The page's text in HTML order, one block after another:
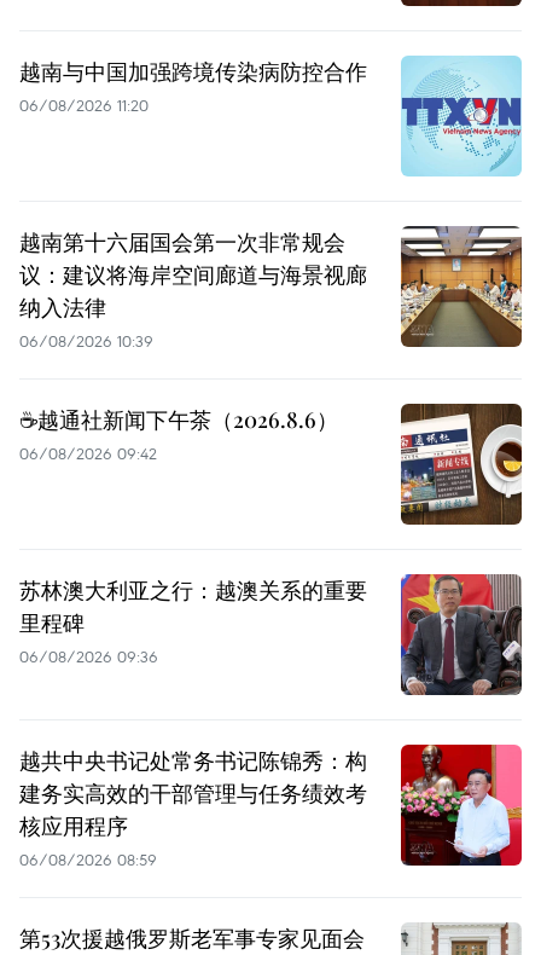
越南与中国加强跨境传染病防控合作
06/08/2026 11:20
越南第十六届国会第一次非常规会
议：建议将海岸空间廊道与海景视廊
纳入法律
06/08/2026 10:39
☕️越通社新闻下午茶（2026.8.6）
06/08/2026 09:42
苏林澳大利亚之行：越澳关系的重要
里程碑
06/08/2026 09:36
越共中央书记处常务书记陈锦秀：构
建务实高效的干部管理与任务绩效考
核应用程序
06/08/2026 08:59
第53次援越俄罗斯老军事专家见面会